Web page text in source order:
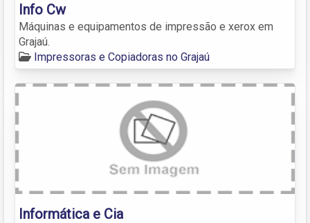
Info Cw
Máquinas e equipamentos de impressão e xerox em
Grajaú.
Impressoras e Copiadoras no Grajaú
Informática e Cia